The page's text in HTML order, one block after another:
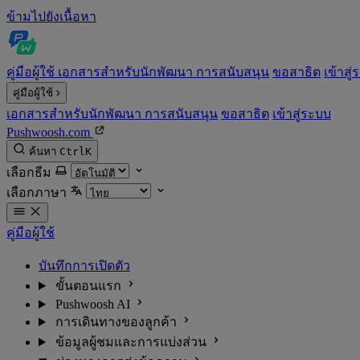
ข้ามไปยังเนื้อหา
คู่มือผู้ใช้ เอกสารสำหรับนักพัฒนา การสนับสนุน ขอสาธิต เข้าสู่
คู่มือผู้ใช้
เอกสารสำหรับนักพัฒนา การสนับสนุน ขอสาธิต เข้าสู่ระบบ
Pushwoosh.com
ค้นหา CtrlK
เลือกธีม
เลือกภาษา
คู่มือผู้ใช้
บันทึกการเปิดตัว
ขั้นตอนแรก
Pushwoosh AI
การเดินทางของลูกค้า
ข้อมูลผู้ชมและการแบ่งส่วน